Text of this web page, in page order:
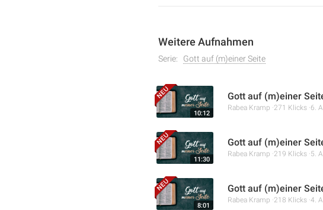
Weitere Aufnahmen
Serie: Gott auf (m)einer Seite
10:12
Gott auf (m)einer
Rabea Kramp 271 Klicks 6.
11:30
Gott auf (m)einer
Rabea Kramp 219 Klicks 5.
8:01
Gott auf (m)einer
Rabea Kramp 218 Klicks 4.